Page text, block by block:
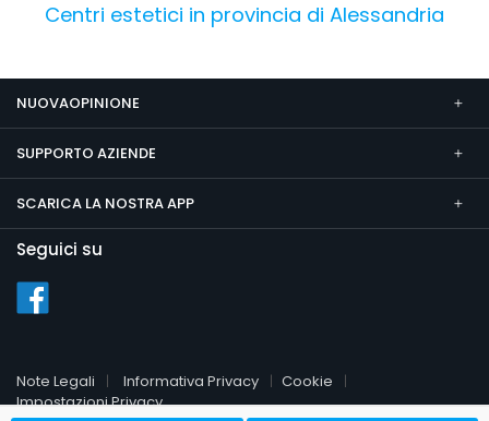
Centri estetici in provincia di Alessandria
NUOVAOPINIONE
SUPPORTO AZIENDE
SCARICA LA NOSTRA APP
Seguici su
Note Legali Informativa Privacy
Cookie
Impostazioni Privacy